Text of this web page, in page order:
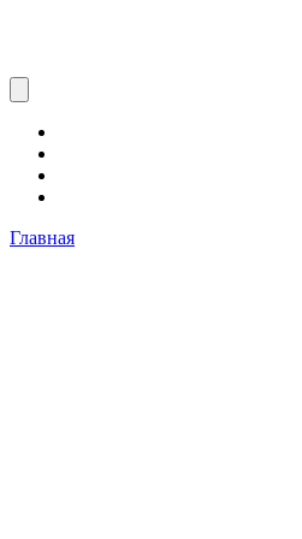
Главная